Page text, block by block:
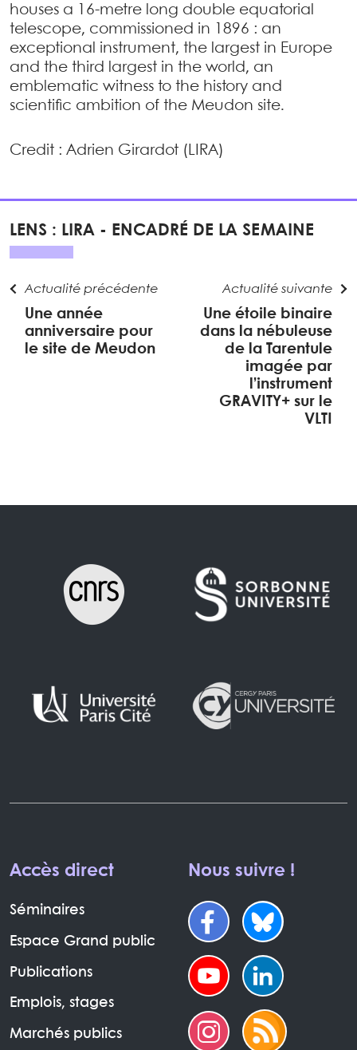
houses a 16-metre long double equatorial
telescope, commissioned in 1896 : an
exceptional instrument, the largest in Europe
and the third largest in the world, an
emblematic witness to the history and
scientific ambition of the Meudon site.
Credit : Adrien Girardot (LIRA)
LENS : LIRA - ENCADRÉ DE LA SEMAINE
Actualité précédente
Une année
anniversaire pour
le site de Meudon
Actualité suivante
Une étoile binaire
dans la nébuleuse
de la Tarentule
imagée par
l’instrument
GRAVITY+ sur le
VLTI
Accès direct
Séminaires
Espace Grand public
Publications
Emplois, stages
Marchés publics
Nous suivre !